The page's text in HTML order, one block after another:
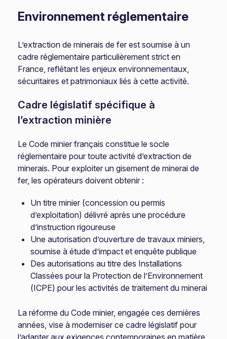
Environnement réglementaire
L’extraction de minerais de fer est soumise à un
cadre réglementaire particulièrement strict en
France, reflétant les enjeux environnementaux,
sécuritaires et patrimoniaux liés à cette activité.
Cadre législatif spécifique à
l’extraction minière
Le Code minier français constitue le socle
réglementaire pour toute activité d’extraction de
minerais. Pour exploiter un gisement de minerai de
fer, les opérateurs doivent obtenir :
Un titre minier (concession ou permis
d’exploitation) délivré après une procédure
d’instruction rigoureuse
Une autorisation d’ouverture de travaux miniers,
soumise à étude d’impact et enquête publique
Des autorisations au titre des Installations
Classées pour la Protection de l’Environnement
(ICPE) pour les activités de traitement du minerai
La réforme du Code minier, engagée ces dernières
années, vise à moderniser ce cadre législatif pour
l’adapter aux exigences contemporaines en matière